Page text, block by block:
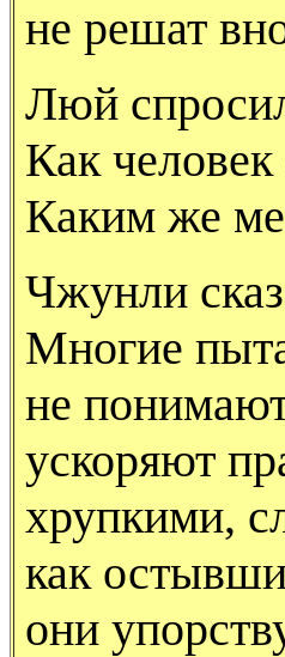
не решат
Люй
Как
Каким же
Чжунли
Многие
не
ускоряют
хрупкими,
как
они